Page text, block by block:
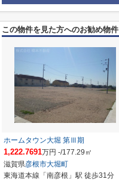
この物件を見た方へのお勧め物件
ホームタウン大堀 第Ⅲ期
1,222.7691万円 -/177.29㎡
滋賀県彦根市大堀町
東海道本線「南彦根」駅 徒歩31分